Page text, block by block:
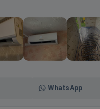
WhatsApp